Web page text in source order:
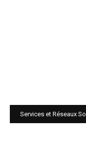
Services et Réseaux